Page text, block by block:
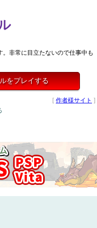
非常に目立たないので仕事中も
をプレイする
[ 作者様サイト ]